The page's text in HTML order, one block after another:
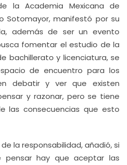
la Academia Mexicana de
Sotomayor, manifestó por su
además de ser un evento
fomentar el estudio de la
bachillerato y licenciatura, se
de encuentro para los
debatir y ver que existen
y razonar, pero se tiene
las consecuencias que esto
la responsabilidad, añadió, si
pensar hay que aceptar las